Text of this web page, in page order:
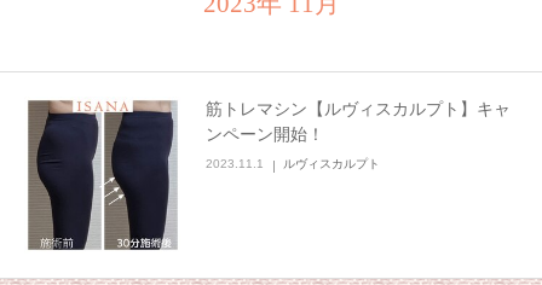
筋トレマシン【ルヴィスカルプト】キャ
ンペーン開始！
2023.11.1 ルヴィスカルプト